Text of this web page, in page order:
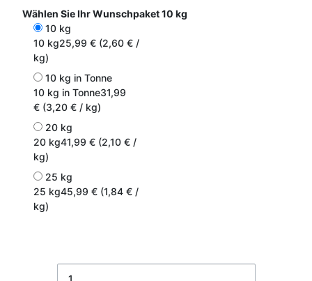
Wählen Sie Ihr Wunschpaket10 kg
10 kg
10 kg25,99 € (2,60 € /
kg)
10 kg in Tonne
10 kg in Tonne31,99
€ (3,20 € / kg)
20 kg
20 kg41,99 € (2,10 € /
kg)
25 kg
25 kg45,99 € (1,84 € /
kg)